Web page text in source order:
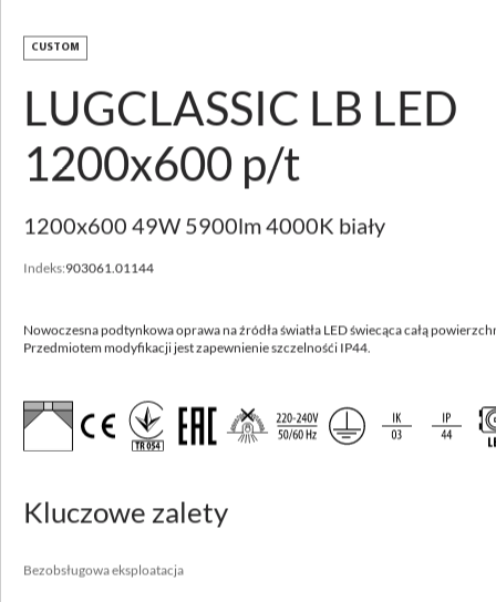
CUSTOM
LUGCLASSIC LB LED
1200x600 p/t
1200x600 49W 5900lm 4000K biały
Indeks:903061.01144
Nowoczesna podtynkowa oprawa na źródła światła LED świecąca całą
Przedmiotem modyfikacji jest zapewnienie szczelnośći IP44.
Kluczowe zalety
Bezobsługowa eksploatacja
OPIS PRODUKTU
PARAMETRY TECHNICZNE
DO POBRANIA
Dostępne inne parametryZobacz warianty
LUGCLASSIC LONG LB LED p/t
Nowoczesna podtynkowa oprawa na źródła światła LED świecąca całą
Bezobsługowa eksploatacja